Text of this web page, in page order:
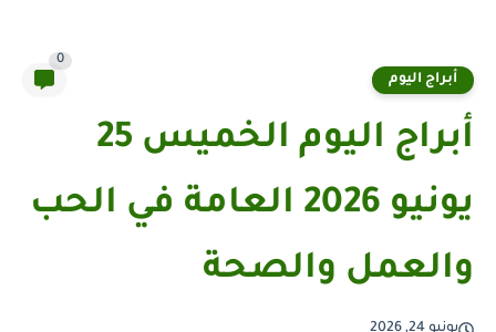
أبراج اليوم
0
أبراج اليوم الخميس 25
يونيو 2026 العامة في الحب
والعمل والصحة
يونيو 24, 2026